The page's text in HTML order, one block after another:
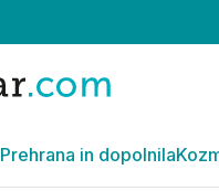
Prehrana in dopolnila